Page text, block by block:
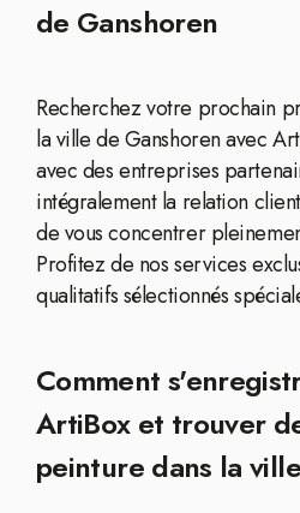
de Ganshoren
Recherchez votre prochain
la ville de Ganshoren avec
avec des entreprises
intégralement la relation
de vous concentrer
Profitez de nos services
qualitatifs sélectionnés
Comment
ArtiBox et trouver
peinture dans la